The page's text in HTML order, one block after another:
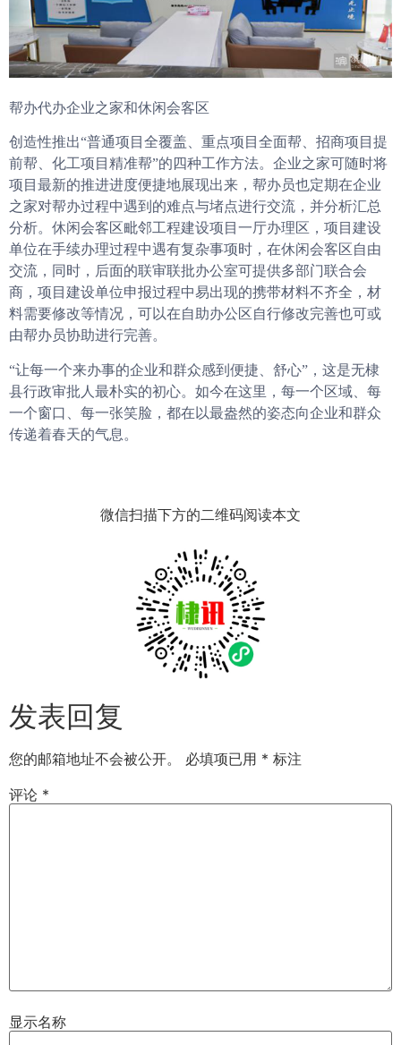
帮办代办企业之家和休闲会客区
创造性推出“普通项目全覆盖、重点项目全面帮、招商项目提
前帮、化工项目精准帮”的四种工作方法。企业之家可随时将
项目最新的推进进度便捷地展现出来，帮办员也定期在企业
之家对帮办过程中遇到的难点与堵点进行交流，并分析汇总
分析。休闲会客区毗邻工程建设项目一厅办理区，项目建设
单位在手续办理过程中遇有复杂事项时，在休闲会客区自由
交流，同时，后面的联审联批办公室可提供多部门联合会
商，项目建设单位申报过程中易出现的携带材料不齐全，材
料需要修改等情况，可以在自助办公区自行修改完善也可或
由帮办员协助进行完善。
“让每一个来办事的企业和群众感到便捷、舒心”，这是无棣
县行政审批人最朴实的初心。如今在这里，每一个区域、每
一个窗口、每一张笑脸，都在以最盎然的姿态向企业和群众
传递着春天的气息。
微信扫描下方的二维码阅读本文
发表回复
您的邮箱地址不会被公开。 必填项已用 * 标注
评论 *
显示名称